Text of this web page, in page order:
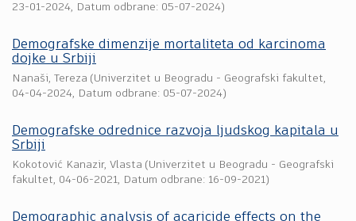
23-01-2024, Datum odbrane: 05-07-2024)
Demografske dimenzije mortaliteta od karcinoma
dojke u Srbiji
Nanaši, Tereza (Univerzitet u Beogradu - Geografski fakultet,
04-04-2024, Datum odbrane: 05-07-2024)
Demografske odrednice razvoja ljudskog kapitala u
Srbiji
Kokotović Kanazir, Vlasta (Univerzitet u Beogradu - Geografski
fakultet, 04-06-2021, Datum odbrane: 16-09-2021)
Demographic analysis of acaricide effects on the